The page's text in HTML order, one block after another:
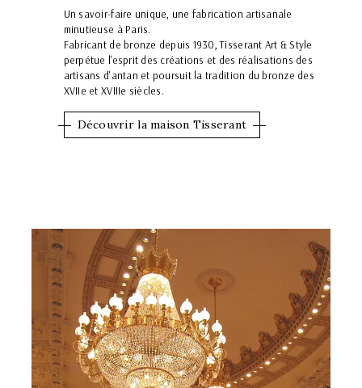
Un savoir-faire unique, une fabrication artisanale
minutieuse à Paris.
Fabricant de bronze depuis 1930, Tisserant Art & Style
perpétue l'esprit des créations et des réalisations des
artisans d'antan et poursuit la tradition du bronze des
XVIIe et XVIIIe siècles.
Découvrir la maison Tisserant